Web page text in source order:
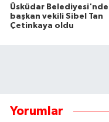
Üsküdar Belediyesi'nde
başkan vekili Sibel Tan
Çetinkaya oldu
Yorumlar